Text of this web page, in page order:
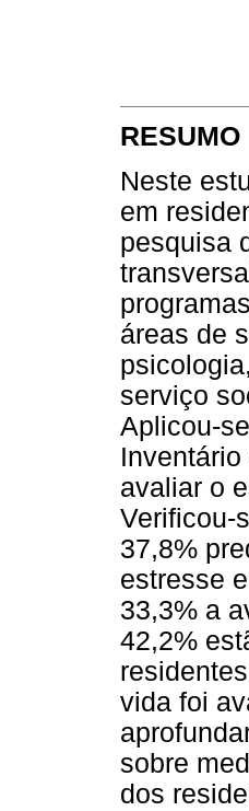
RESUMO
Neste
em
pesquisa
áreas de
serviço
Aplicou-
avaliar o
Verificou-
37,8%
estresse
33,3% a
42,2%
vida foi
sobre
dos